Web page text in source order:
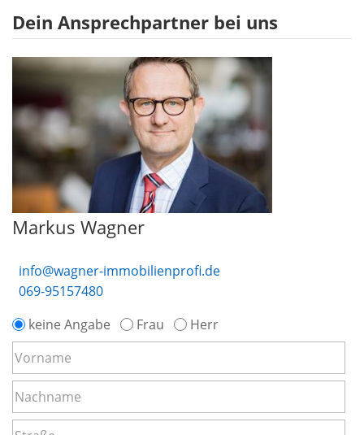
Dein Ansprechpartner bei uns
Markus Wagner
info@wagner-immobilienprofi.de
069-95157480
keine Angabe
Frau Herr